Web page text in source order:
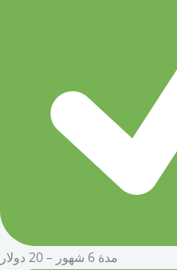
مدة 6 شهور – 20 دولار